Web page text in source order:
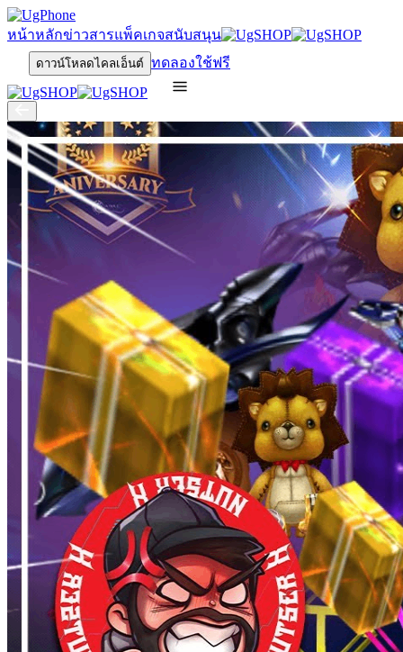
หน้าหลักข่าวสารแพ็คเกจสนับสนุน
ดาวน์โหลดไคลเอ็นต์ ทดลองใช้ฟรี